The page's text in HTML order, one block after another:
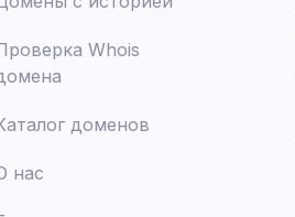
Whois
доменов
нас